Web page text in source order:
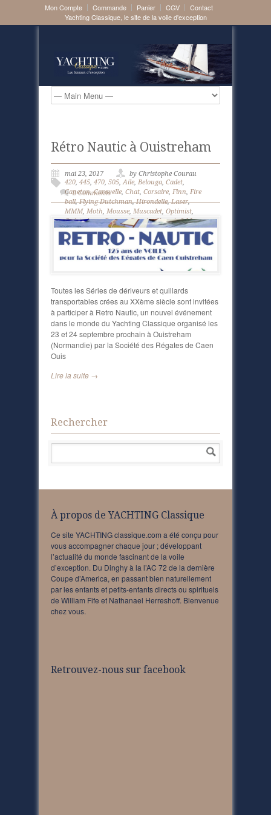
Mon Compte Commande Panier CGV
Contact
Yachting Classique, le site de la voile d'exception
Rétro Nautic à Ouistreham
mai 23, 2017
by Christophe Courau
420, 445, 470, 505,Aile, Belouga, Cadet,
Caneton,Caravelle, Chat, Corsaire, Finn, Fire
ball,Flying Dutchman,Hirondelle,Laser,
MMM, Moth, Mousse, Muscadet, Optimist,
Ouistreham,Ponant, Requin,Sharpie 9 M,
Snipe,Stern,Vaurien Voile légère ,Yole OK
2 Comments
Toutes les Séries de dériveurs et quillards
transportables crées au XXème siècle sont invitées
à participer à Retro Nautic, un nouvel événement
dans le monde du Yachting Classique organisé les
23 et 24 septembre prochain à Ouistreham
(Normandie) par la Société des Régates de Caen
Ouis
Lire la suite →
Rechercher
À propos de YACHTING Classique
Ce site YACHTING classique.com a été conçu pour
vous accompagner chaque jour ; développant
l’actualité du monde fascinant de la voile
d’exception. Du Dinghy à la l’AC 72 de la dernière
Coupe d’America, en passant bien naturellement
par les enfants et petits-enfants directs ou spirituels
de William Fife et Nathanael Herreshoff. Bienvenue
chez vous.
Retrouvez-nous sur facebook